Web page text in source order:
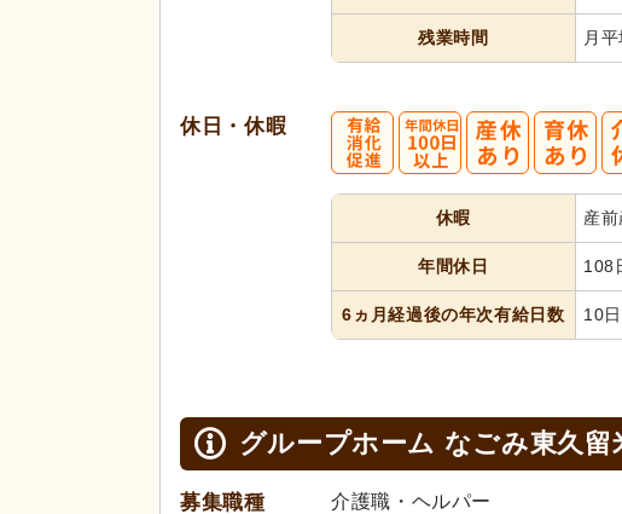
残業時間 月
休日・休暇
休暇 産
年間休日 108
6ヵ月経過後の年次有給日数 10日
グループホーム なごみ東久留
募集職種 介護職・ヘルパー